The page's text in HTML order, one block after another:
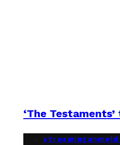
‘The